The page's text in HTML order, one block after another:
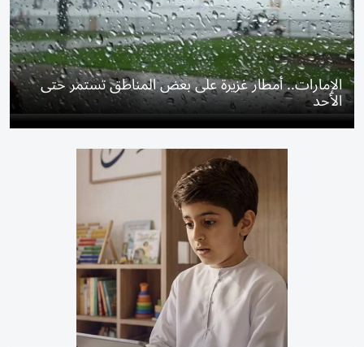
الإمارات.. أمطار غزيرة على بعض المناطق تستمر حتى
الأحد